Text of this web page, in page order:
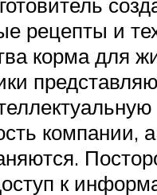
рецепты и
корма для
компании,
к